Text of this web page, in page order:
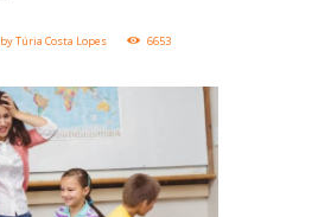
byTúria Costa Lopes
6653